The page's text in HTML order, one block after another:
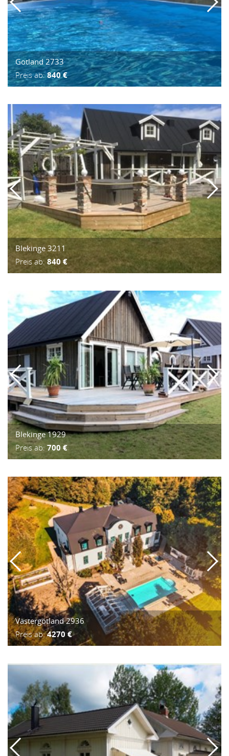
Gotland 2733
Preis ab:840 €
Blekinge 3211
Preis ab: 840 €
Blekinge 1929
Preis ab: 700 €
Västergötland 2936
Preis ab:4270 €